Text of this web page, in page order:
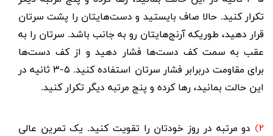
تکرار کنید. حالا صاف بایستید و دست‌هایتان را پشت سرتان
قرار دهید، طوریکه آرنج‌هایتان رو به جانب باشد. سرتان را به
عقب به سمت کف دست‌ها فشار دهید و از کف دست‌ها
برای مقاومت دربرابر فشار سرتان استفاده کنید. ۵-۳ ثانیه در
این حالت بمانید، رها کرده و پنج مرتبه دیگر تکرار کنید.
۲)
دو مرتبه در روز خودتان را تقویت کنید. یک تمرین عالی